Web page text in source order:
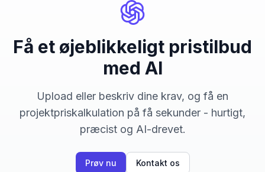
Få et øjeblikkeligt pristilbud
med AI
Upload eller beskriv dine krav, og få en
projektpriskalkulation på få sekunder - hurtigt,
præcist og AI-drevet.
Prøv nu Kontakt os